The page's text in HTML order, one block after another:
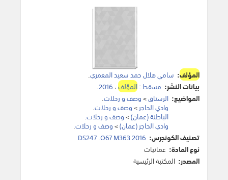
المؤلف: سامي هلال حمد سعيد المعمري.
بيانات النشر: مسقط:المؤلف، 2016
.
المواضيع: الرستاق>وصف و رحلات.
وادي الحاجر>وصف و رحلات.
الباطنة (عمان)>وصف و رحلات.
وادي الحاجر (عمان)>وصف و رحلات.
تصنيف الكونجرس: DS247 .O67 M363 2016
نوع المادة: عمانيات
المصدر: المكتبة الرئيسية